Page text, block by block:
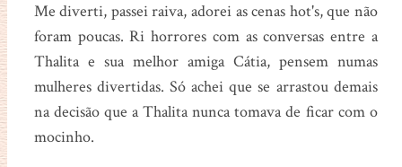
Me diverti, passei raiva, adorei as cenas hot's, que não
foram poucas. Ri horrores com as conversas entre a
Thalita e sua melhor amiga Cátia, pensem numas
mulheres divertidas. Só achei que se arrastou demais
na decisão que a Thalita nunca tomava de ficar com o
mocinho.